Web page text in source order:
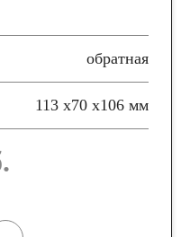
обратная
113 x70 x106 мм